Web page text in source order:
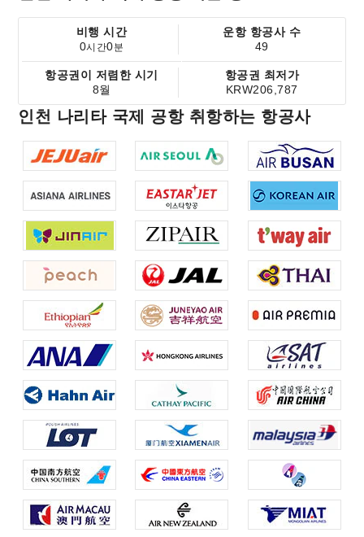
비행 시간
0시간0분
운항 항공사 수
49
항공권이 저렴한 시기
8월
항공권 최저가
KRW206,787
인천 나리타 국제 공항 취항하는 항공사